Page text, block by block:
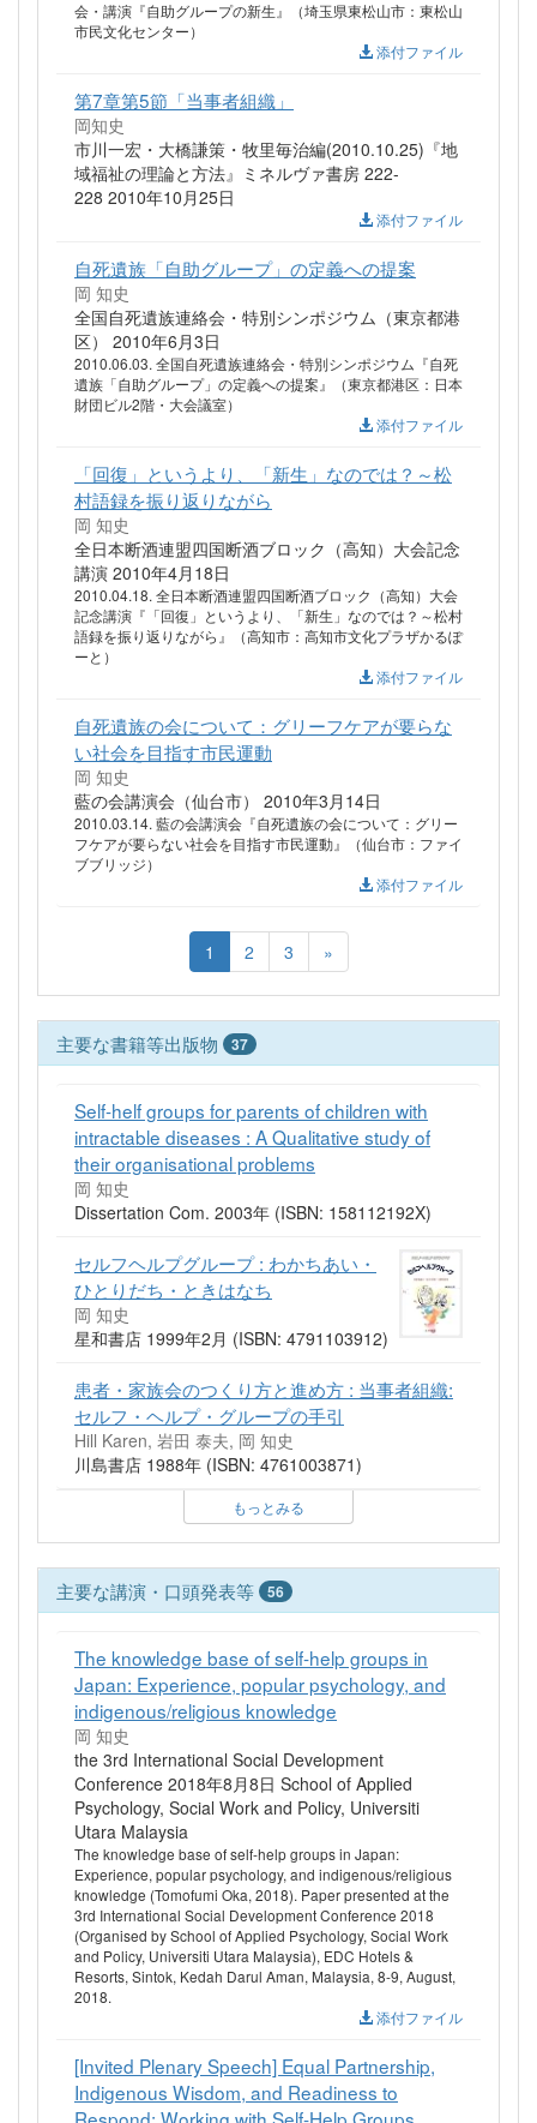
会・講演『自助グループの新生』（埼玉県東松山市：東松山
市民文化センター）
添付ファイル
第7章第5節「当事者組織」
岡知史
市川一宏・大橋謙策・牧里毎治編(2010.10.25)『地
域福祉の理論と方法』ミネルヴァ書房 222-
228 2010年10月25日
添付ファイル
自死遺族「自助グループ」の定義への提案
岡 知史
全国自死遺族連絡会・特別シンポジウム（東京都港
区） 2010年6月3日
2010.06.03. 全国自死遺族連絡会・特別シンポジウム『自死
遺族「自助グループ」の定義への提案』（東京都港区：日本
財団ビル2階・大会議室）
添付ファイル
「回復」というより、「新生」なのでは？～松
村語録を振り返りながら
岡 知史
全日本断酒連盟四国断酒ブロック（高知）大会記念
講演 2010年4月18日
2010.04.18. 全日本断酒連盟四国断酒ブロック（高知）大会
記念講演『「回復」というより、「新生」なのでは？～松村
語録を振り返りながら』（高知市：高知市文化プラザかるぽ
ーと）
添付ファイル
自死遺族の会について：グリーフケアが要らな
い社会を目指す市民運動
岡 知史
藍の会講演会（仙台市） 2010年3月14日
2010.03.14. 藍の会講演会『自死遺族の会について：グリー
フケアが要らない社会を目指す市民運動』（仙台市：ファイ
ブブリッジ）
添付ファイル
1 2 3 »
主要な書籍等出版物 37
Self-helf groups for parents of children with
intractable diseases : A Qualitative study of
their organisational problems
岡 知史
Dissertation Com. 2003年 (ISBN: 158112192X)
セルフヘルプグループ : わかちあい・
ひとりだち・ときはなち
岡 知史
星和書店 1999年2月 (ISBN: 4791103912)
患者・家族会のつくり方と進め方 : 当事者組織:
セルフ・ヘルプ・グループの手引
Hill Karen, 岩田 泰夫, 岡 知史
川島書店 1988年 (ISBN: 4761003871)
もっとみる
主要な講演・口頭発表等 56
The knowledge base of self-help groups in
Japan: Experience, popular psychology, and
indigenous/religious knowledge
岡 知史
the 3rd International Social Development
Conference 2018年8月8日 School of Applied
Psychology, Social Work and Policy, Universiti
Utara Malaysia
The knowledge base of self-help groups in Japan:
Experience, popular psychology, and indigenous/religious
knowledge (Tomofumi Oka, 2018). Paper presented at the
3rd International Social Development Conference 2018
(Organised by School of Applied Psychology, Social Work
and Policy, Universiti Utara Malaysia), EDC Hotels &
Resorts, Sintok, Kedah Darul Aman, Malaysia, 8-9, August,
2018.
添付ファイル
[Invited Plenary Speech] Equal Partnership,
Indigenous Wisdom, and Readiness to
Respond: Working with Self-Help Groups